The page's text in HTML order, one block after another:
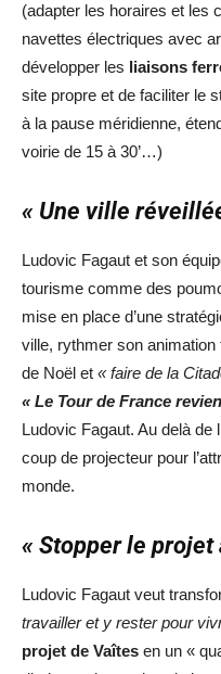
(adapter les horaires et les
navettes électriques avec
développer les liaisons
site propre et de faciliter le
à la pause méridienne,
voirie de 15 à 30’…)
« Une ville
Ludovic Fagaut et son
tourisme comme des
mise en place d’une
ville, rythmer son animation
de Noël et « faire de la
« Le Tour de France
Ludovic Fagaut. Au delà de
coup de projecteur pour
monde.
« Stopper le projet
Ludovic Fagaut veut
travailler et y rester pour
projet de Vaîtes en un «